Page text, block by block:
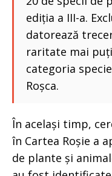
ediția a III-a.
datorează
raritate mai
categoria
Roșca.
În același timp,
în Cartea Roșie a
de plante și